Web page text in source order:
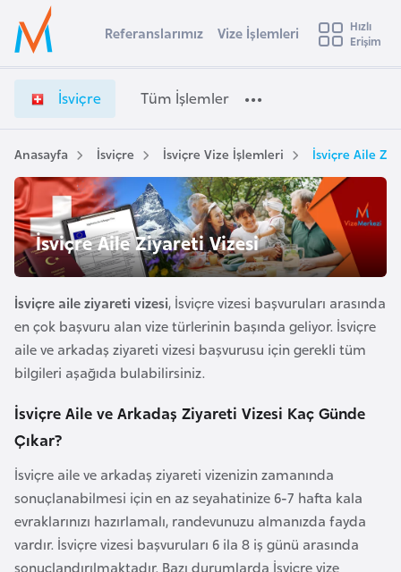
Ülke Seçimi
Başvuru yapmak istediğiniz ülkeyi seçin
Üye
Girişi
s
i
ç
e
V
i
z
e
İ
ş
l
e
m
l
e
e
t
ş
i
Referanslarımız Vize İşlemleri
Hızlı
Erişim
İsviçre Tüm İşlemler
Anasayfa İsviçre İsviçre Vize İşlemleri İsviçre Aile
İsviçre Aile Ziyareti Vizesi
İsviçre aile ziyareti vizesi, İsviçre vizesi başvuruları arasında
en çok başvuru alan vize türlerinin başında geliyor. İsviçre
aile ve arkadaş ziyareti vizesi başvurusu için gerekli tüm
bilgileri aşağıda bulabilirsiniz.
İsviçre Aile ve Arkadaş Ziyareti Vizesi Kaç Günde
Çıkar?
İsviçre aile ve arkadaş ziyareti vizenizin zamanında
sonuçlanabilmesi için en az seyahatinize 6-7 hafta kala
evraklarınızı hazırlamalı, randevunuzu almanızda fayda
vardır. İsviçre vizesi başvuruları 6 ila 8 iş günü arasında
sonuçlandırılmaktadır. Bazı durumlarda İsviçre vize
s
t
r
a
A
v
u
t
u
r
y
a
z
e
r
b